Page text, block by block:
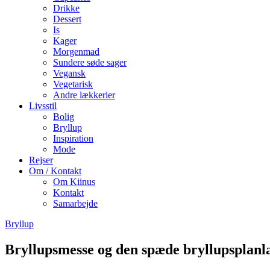
Drikke
Dessert
Is
Kager
Morgenmad
Sundere søde sager
Vegansk
Vegetarisk
Andre lækkerier
Livsstil
Bolig
Bryllup
Inspiration
Mode
Rejser
Om / Kontakt
Om Kiinus
Kontakt
Samarbejde
Bryllup
Bryllupsmesse og den spæde